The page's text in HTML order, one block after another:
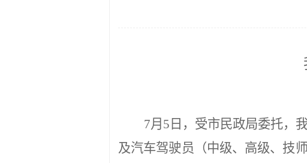
7月 5 日，受市民政局委托，
及汽车驾驶员（中级、高级、技